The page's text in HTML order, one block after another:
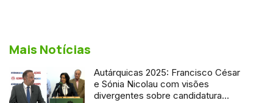
Mais Notícias
Autárquicas 2025: Francisco César
e Sónia Nicolau com visões
divergentes sobre candidatura